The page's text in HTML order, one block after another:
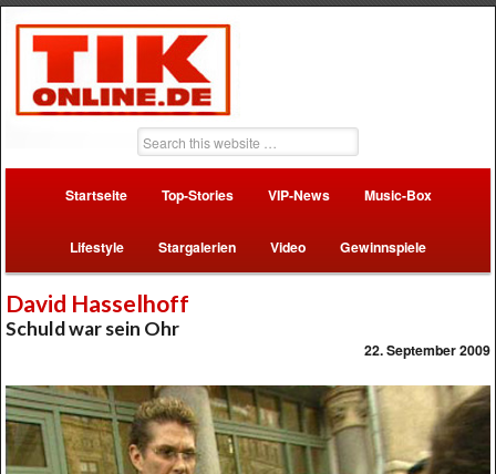
Startseite Top-Stories VIP-News Music-Box
Lifestyle Stargalerien Video Gewinnspiele
David Hasselhoff
Schuld war sein Ohr
22. September 2009